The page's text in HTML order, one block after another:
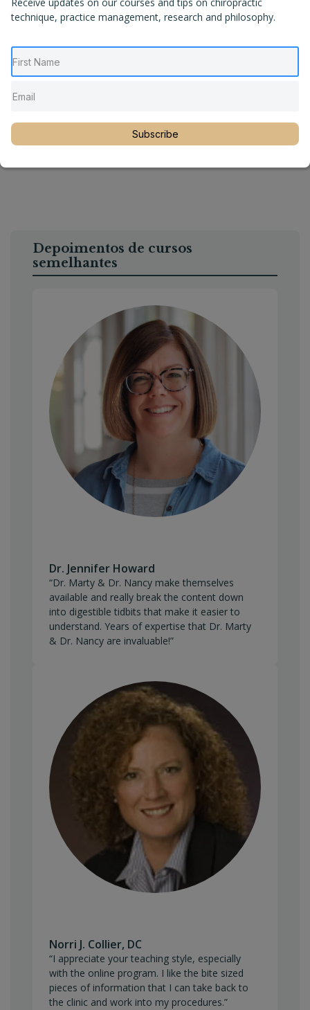
Depoimentos de cursos
semelhantes
Dr. Jennifer Howard
“Dr. Marty & Dr. Nancy make themselves
available and really break the content down
into digestible tidbits that make it easier to
understand. Years of expertise that Dr. Marty
& Dr. Nancy are invaluable!”
Norri J. Collier, DC
“I appreciate your teaching style, especially
with the online program. I like the bite sized
pieces of information that I can take back to
the clinic and work into my procedures.”
technique, practice management, research and philosophy.
Subscribe